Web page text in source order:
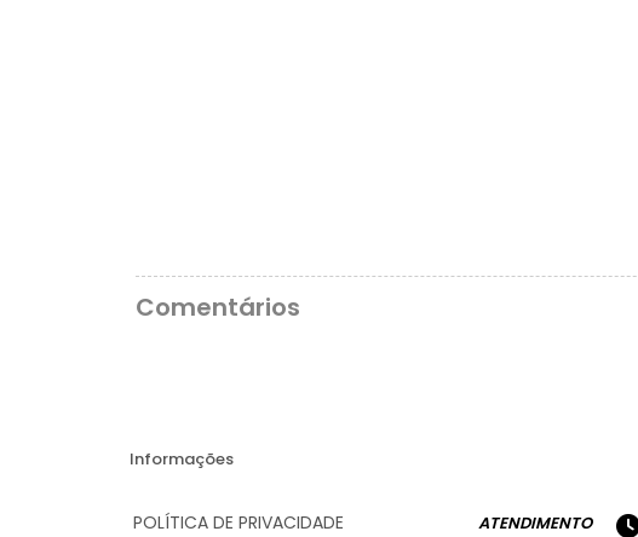
Comentários
Informações
POLÍTICA DE PRIVACIDADE
ATENDIMENTO